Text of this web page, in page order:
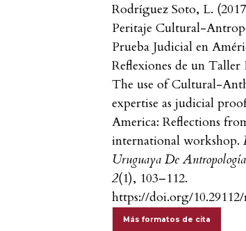
Rodríguez Soto, L.
Peritaje Cultural-
Prueba Judicial en
Reflexiones de un Taller
The use of Cultural-
expertise as judicial
America: Reflections
international workshop.
Uruguaya De
2(1), 103–112.
https://doi.org/10.29112/
Más formatos de cita